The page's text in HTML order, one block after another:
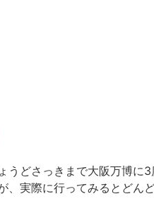
うどさっきまで大阪万博
、実際に行ってみるとどん